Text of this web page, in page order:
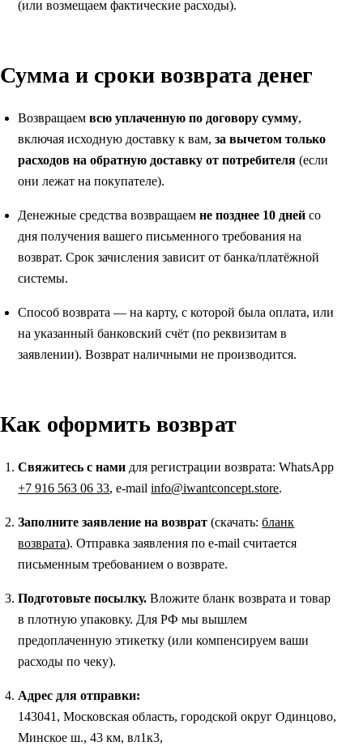
(или возмещаем фактические расходы).
Сумма и сроки возврата денег
Возвращаемвсю уплаченную по договору сумму,
включая исходную доставку к вам,за вычетом только
расходов на обратную доставку от потребителя (если
они лежат на покупателе).
Денежные средства возвращаемне позднее 10 дней со
дня получения вашего письменного требования на
возврат. Срок зачисления зависит от банка/платёжной
системы.
Способ возврата — на карту, с которой была оплата, или
на указанный банковский счёт (по реквизитам в
заявлении). Возврат наличными не производится.
Как оформить возврат
Свяжитесь с нами для регистрации возврата: WhatsApp
+7 916 563 06 33, e-mailinfo@iwantconcept.store.
Заполните заявление на возврат (скачать:бланк
возврата). Отправка заявления по e-mail считается
письменным требованием о возврате.
Подготовьте посылку. Вложите бланк возврата и товар
в плотную упаковку. Для РФ мы вышлем
предоплаченную этикетку (или компенсируем ваши
расходы по чеку).
Адрес для отправки:
143041, Московская область, городской округ Одинцово,
Минское ш., 43 км, вл1к3,